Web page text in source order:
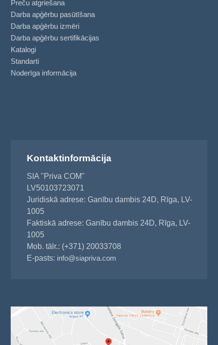
Preču atgriešana
Darba apģērbu pasūtīšana
Darba apģērbu izmēri
Darba apģērbu sertifikācijas
Katalogi
Standarti
Noderīga informācija
Kontaktinformācija
SIA "Priva COM"
LV50103723071
Juridiskā adrese: Ganību dambis 24D, Rīga, LV-
1005
Faktiskā adrese: Ganību dambis 24D, Rīga, LV-
1005
Mob. tālr.: (+371) 20033708
E-pasts: info@siapriva.com